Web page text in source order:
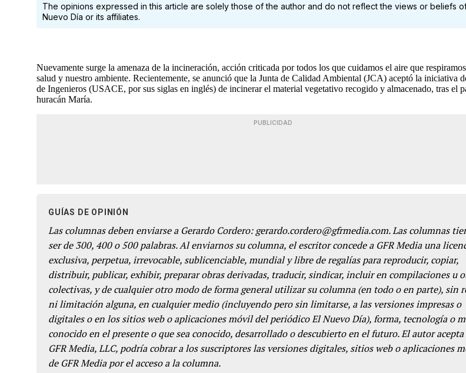
The opinions expressed in this article are solely those of the author and do not reflect the views or beliefs
Nuevo Día or its affiliates.
Nuevamente surge la amenaza de la incineración, acción criticada por todos los que cuidamos el aire que
salud y nuestro ambiente. Recientemente, se anunció que la Junta de Calidad Ambiental (JCA) aceptó la iniciativa
de Ingenieros (USACE, por sus siglas en inglés) de incinerar el material vegetativo recogido y almacenado, tras el
huracán María.
PUBLICIDAD
GUÍAS DE OPINIÓN
Las columnas deben enviarse a Gerardo Cordero: gerardo.cordero@gfrmedia.com. Las columnas
ser de 300, 400 o 500 palabras. Al enviarnos su columna, el escritor concede a GFR Media una
exclusiva, perpetua, irrevocable, sublicenciable, mundial y libre de regalías para reproducir, copiar,
distribuir, publicar, exhibir, preparar obras derivadas, traducir, sindicar, incluir en compilaciones u
colectivas, y de cualquier otro modo de forma general utilizar su columna (en todo o en parte), sin
ni limitación alguna, en cualquier medio (incluyendo pero sin limitarse, a las versiones impresas o
digitales o en los sitios web o aplicaciones móvil del periódico El Nuevo Día), forma, tecnología o
conocido en el presente o que sea conocido, desarrollado o descubierto en el futuro. El autor acepta
GFR Media, LLC, podría cobrar a los suscriptores las versiones digitales, sitios web o aplicaciones
de GFR Media por el acceso a la columna.